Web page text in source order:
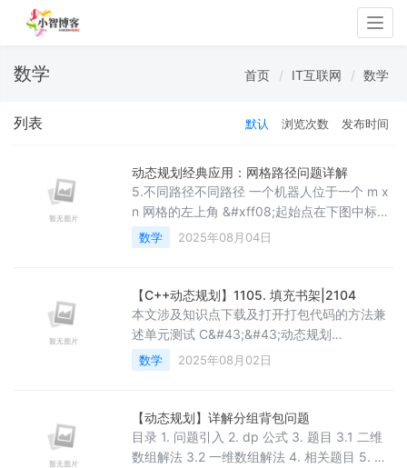
数学 首页 IT互联网 数学
列表 默认 浏览次数 发布时间
动态规划经典应用：网格路径问题详解
5.不同路径不同路径 一个机器人位于一个 m x
n 网格的左上角 &#xff08;起始点在下图中标记
为 “Start” &#xff09;。机器人每次只能向下或
者向右移动一步。机器人试图达到网格的右下
&#xff09;。问总共有多少条不同的路径
&#xff1f;示例 1&#xff1a;输入&#xff1a; m &#61;
3, n &#61; 7
数学 2025年08月04日
【C++动态规划】1105. 填充书架|2104
本文涉及知识点下载及打开打包代码的方法兼
述单元测试 C&#43;&#43;动态规划
LeetCode1105. 填充书架给定一个数组 books
&#xff0c;其中 books[i] &#61; [thicknessi,
到一个整数 shelfWidth 。 按顺序 将这些书摆
放到总宽度为 shelfWidth 的书架上。 先选几
本书放在
数学 2025年08月02日
【动态规划】详解分组背包问题
目录 1. 问题引入 2. dp 公式 3. 题目 3.1 二维
数组解法 3.2 一维数组解法 4. 相关题目 5. 小